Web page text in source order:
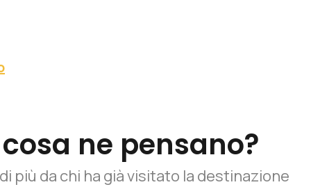
ne pensano?
più da chi ha già visitato la destinazione